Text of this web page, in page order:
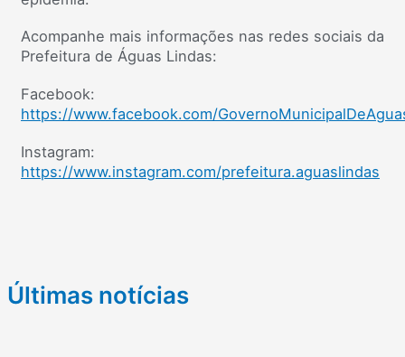
Acompanhe mais informações nas redes sociais da
Prefeitura de Águas Lindas:
Facebook:
https://www.facebook.com/
Instagram:
https://www.instagram.com/prefeitura.aguaslindas
Últimas notícias